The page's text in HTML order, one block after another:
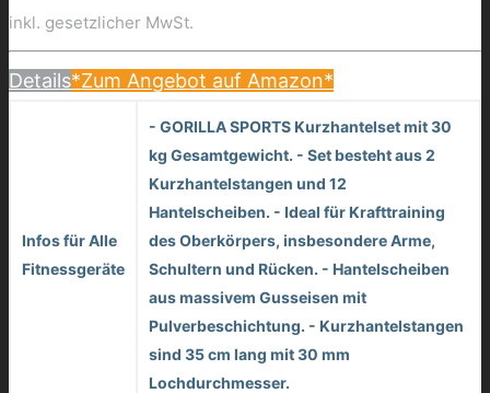
inkl. gesetzlicher MwSt.
Details*Zum Angebot auf Amazon*
Infos für Alle
Fitnessgeräte
- GORILLA SPORTS Kurzhantelset mit 30
kg Gesamtgewicht. - Set besteht aus 2
Kurzhantelstangen und 12
Hantelscheiben. - Ideal für Krafttraining
des Oberkörpers, insbesondere Arme,
Schultern und Rücken. - Hantelscheiben
aus massivem Gusseisen mit
Pulverbeschichtung. - Kurzhantelstangen
sind 35 cm lang mit 30 mm
Lochdurchmesser.